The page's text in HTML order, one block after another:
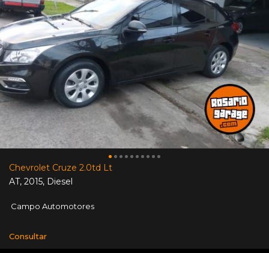
Chevrolet Cruze 2.0td Lt
AT, 2015, Diesel
Campo Automotores
Consultar